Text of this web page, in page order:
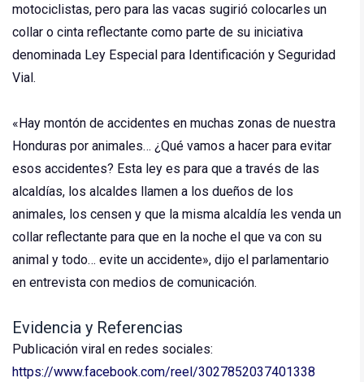
motociclistas, pero para las vacas sugirió colocarles un
collar o cinta reflectante como parte de su iniciativa
denominada Ley Especial para Identificación y Seguridad
Vial.
«Hay montón de accidentes en muchas zonas de nuestra
Honduras por animales… ¿Qué vamos a hacer para evitar
esos accidentes? Esta ley es para que a través de las
alcaldías, los alcaldes llamen a los dueños de los
animales, los censen y que la misma alcaldía les venda un
collar reflectante para que en la noche el que va con su
animal y todo… evite un accidente», dijo el parlamentario
en entrevista con medios de comunicación.
Evidencia y Referencias
Publicación viral en redes sociales:
https://www.facebook.com/reel/3027852037401338